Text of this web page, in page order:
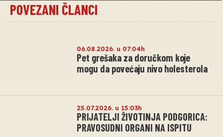
POVEZANI ČLANCI
06.08.2026. u 07:04h
Pet grešaka za doručkom koje
mogu da povećaju nivo holesterola
25.07.2026. u 15:03h
PRIJATELJI ŽIVOTINJA PODGORICA:
PRAVOSUDNI ORGANI NA ISPITU